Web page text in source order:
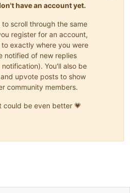
have an account yet.
scroll through the same
register for an account,
exactly where you were
notified of new replies
You'll also be
upvote posts to show
community members.
could be even better 💗